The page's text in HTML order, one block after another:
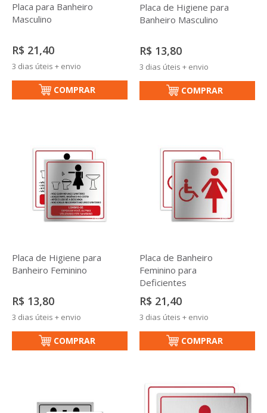
Placa para Banheiro
Masculino
R$ 21,40
3 dias úteis + envio
COMPRAR
Placa de Higiene para
Banheiro Masculino
R$ 13,80
3 dias úteis + envio
COMPRAR
Placa de Higiene para
Banheiro Feminino
R$ 13,80
3 dias úteis + envio
COMPRAR
Placa de Banheiro
Feminino para
Deficientes
R$ 21,40
3 dias úteis + envio
COMPRAR